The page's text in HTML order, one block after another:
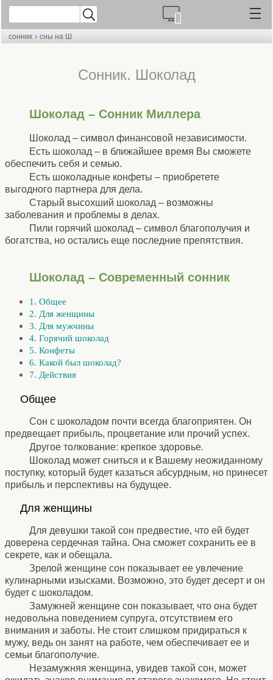
сонник › сны на Ш
Cонник. Шоколад
Шоколад – Сонник Миллера
Шоколад – символ финансовой независимости.
Есть шоколад – в ближайшее время Вы сможете
обеспечить себя и семью.
Есть шоколадные конфеты – приобретете
выгодного партнера для дела.
Старый высохший шоколад – возможны
заболевания и проблемы в делах.
Пили горячий шоколад – символ благополучия и
богатства, но остались еще последние препятствия.
Шоколад – Современный сонник
1. Общее
2. Для женщины
3. Для мужчины
4. Горячий шоколад
5. Конфеты
6. Какой был шоколад?
7. Действия
Общее
Сон с шоколадом почти всегда благоприятен. Он
предвещает прибыль, процветание или прочий успех.
Другое толкование: крепкое здоровье.
Шоколад может сниться и к Вашему неожиданному
поступку, который будет казаться абсурдным, но принесет
прибыль и перспективы на будущее.
Для женщины
Для девушки такой сон предвестие, что ей будет
доверена сердечная тайна. Она сможет сохранить ее в
секрете, как и обещала.
Зрелой женщине сон показывает ее увлечение
кулинарными изысками. Возможно, это будет десерт и он
будет с шоколадом.
Замужней женщине сон показывает, что она будет
недовольна поведением супруга, отсутствием его
внимания и заботы. Не стоит слишком придираться к
мужу, ведь он занят на работе, чем обеспечивает ее и
семьи благополучие.
Незамужняя женщина, увидев такой сон, может